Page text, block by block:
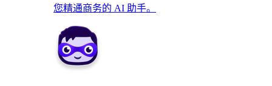
您精通商务的 AI 助手。